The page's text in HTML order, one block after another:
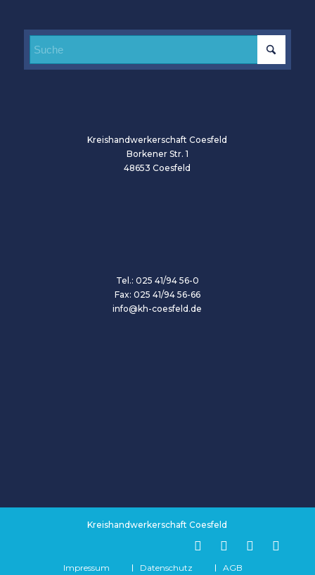
Kreishandwerkerschaft Coesfeld
Borkener Str. 1
48653 Coesfeld
Tel.: 025 41/94 56-0
Fax: 025 41/94 56-66
info@kh-coesfeld.de
Kreishandwerkerschaft Coesfeld
Impressum Datenschutz AGB